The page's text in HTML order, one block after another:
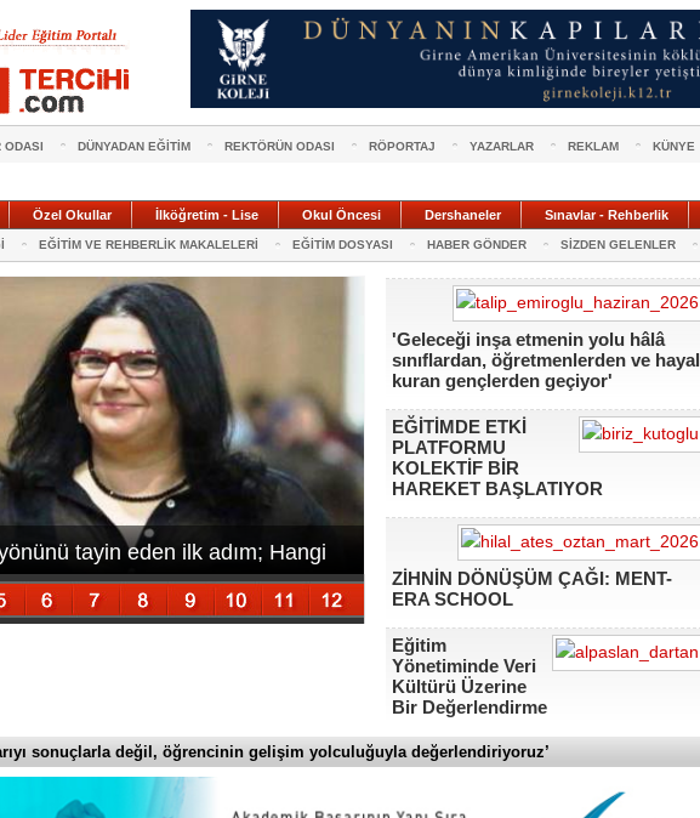
ODASI DÜNYADAN EĞİTİM REKTÖRÜN ODASI RÖPORTAJ YAZARLAR REKLAM KÜNYE
Özel Okullar İlköğretim - Lise Okul Öncesi Dershaneler Sınavlar - Rehberlik
EĞİTİM VE REHBERLİK MAKALELERİ EĞİTİM DOSYASI HABER GÖNDER SİZDEN GELENLER
tayin eden ilk adım; Hangi
'Geleceği inşa etmenin yolu hâlâ
sınıflardan, öğretmenlerden ve hayal
kuran gençlerden geçiyor'
EĞİTİMDE ETKİ
PLATFORMU
KOLEKTİF BİR
HAREKET BAŞLATIYOR
ZİHNİN DÖNÜŞÜM ÇAĞI: MENT-
ERA SCHOOL
Eğitim
Yönetiminde Veri
Kültürü Üzerine
Bir Değerlendirme
sonuçlarla değil, öğrencinin gelişim yolculuğuyla değerlendiriyoruz’